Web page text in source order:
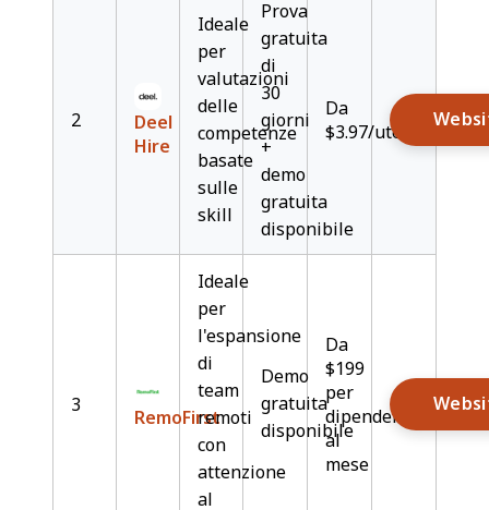
2
Deel
Hire
Ideale
per
valutazioni
delle
competenze
basate
sulle
skill
Prova
gratuita
di
30
giorni
+
demo
gratuita
disponibile
Da
$3.97/utente/mese
3
RemoFirst
Ideale
per
l'espansione
di
team
remoti
con
attenzione
al
Demo
gratuita
disponibile
Da
$199
per
dipendente,
al
mese